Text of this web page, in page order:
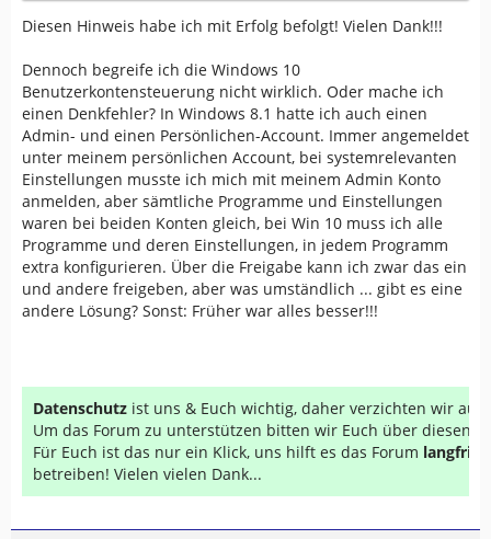
Diesen Hinweis habe ich mit Erfolg befolgt! Vielen Dank!!!
Dennoch begreife ich die Windows 10
Benutzerkontensteuerung nicht wirklich. Oder mache ich
einen Denkfehler? In Windows 8.1 hatte ich auch einen
Admin- und einen Persönlichen-Account. Immer angemeldet
unter meinem persönlichen Account, bei systemrelevanten
Einstellungen musste ich mich mit meinem Admin Konto
anmelden, aber sämtliche Programme und Einstellungen
waren bei beiden Konten gleich, bei Win 10 muss ich alle
Programme und deren Einstellungen, in jedem Programm
extra konfigurieren. Über die Freigabe kann ich zwar das ein
und andere freigeben, aber was umständlich ... gibt es eine
andere Lösung? Sonst: Früher war alles besser!!!
Datenschutz ist uns & Euch wichtig, daher verzichten wir auf
Um das Forum zu unterstützen bitten wir Euch über diesen
Für Euch ist das nur ein Klick, uns hilft es das Forum
betreiben! Vielen vielen Dank...